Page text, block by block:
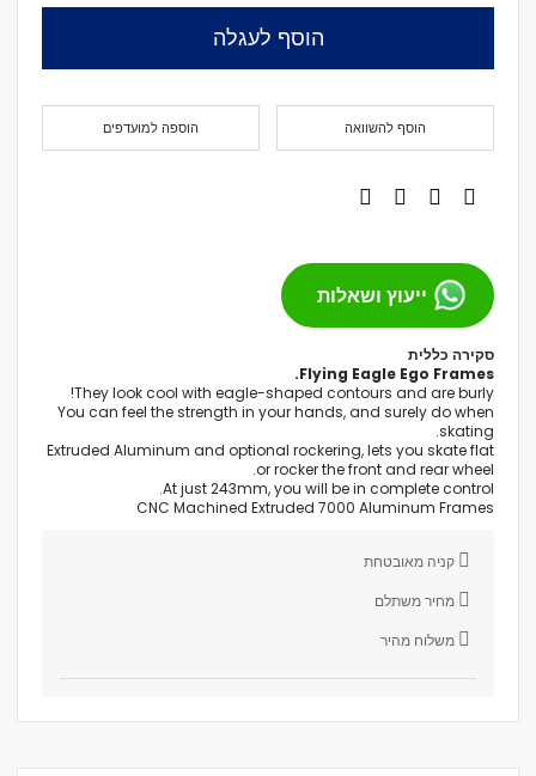
הוסף לעגלה
הוספה למועדפים הוסף להשוואה
ייעוץ ושאלות
סקירה כללית
Flying Eagle Ego Frames.
They look cool with eagle-shaped contours and are burly!
You can feel the strength in your hands, and surely do when
skating.
Extruded Aluminum and optional rockering, lets you skate flat
or rocker the front and rear wheel.
At just 243mm, you will be in complete control.
CNC Machined Extruded 7000 Aluminum Frames
קניה מאובטחת
מחיר משתלם
משלוח מהיר